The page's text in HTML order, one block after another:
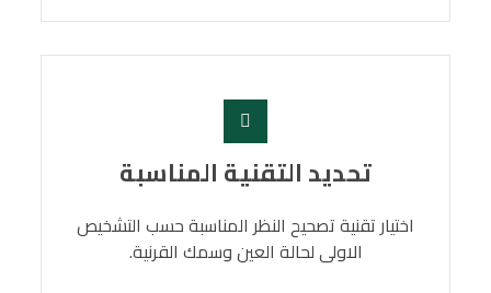
تحديد التقنية المناسبة
اختيار تقنية تصحيح النظر المناسبة حسب التشخيص
الاولى لحالة العين وسمك القرنية.